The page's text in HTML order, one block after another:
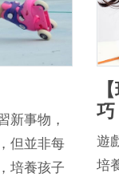
新事物，
但並非每
培養孩子
巧
遊
培